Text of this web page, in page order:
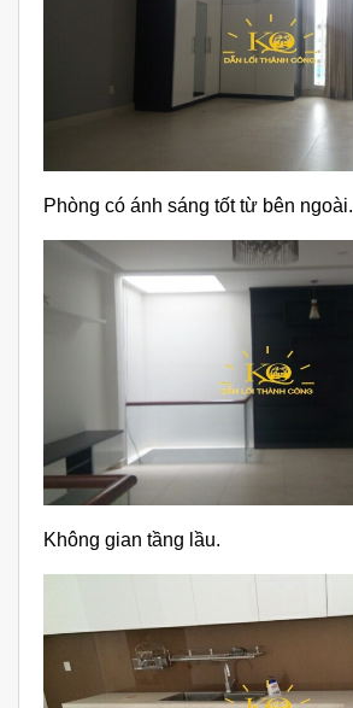
Phòng có ánh sáng tốt từ bên ngoài.
Không gian tầng lầu.